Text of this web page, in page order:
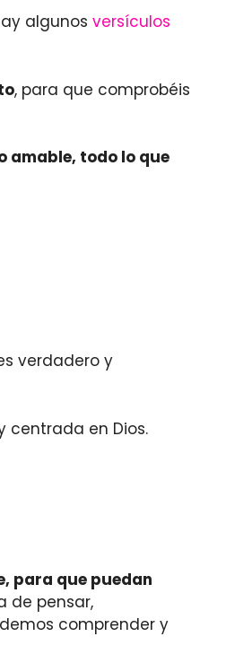
algunos versículos
, para que comprobéis
amable, todo lo que
verdadero y
centrada en Dios.
, para que puedan
de pensar,
comprender y